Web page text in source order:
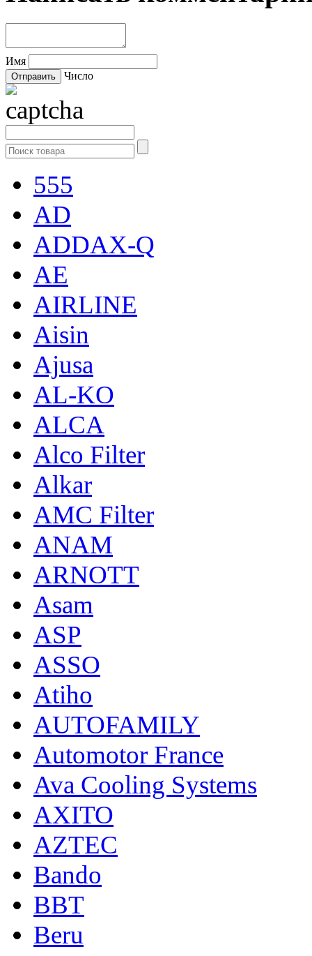
Имя
Число
555
AD
ADDAX-Q
AE
AIRLINE
Aisin
Ajusa
AL-KO
ALCA
Alco Filter
Alkar
AMC Filter
ANAM
ARNOTT
Asam
ASP
ASSO
Atiho
AUTOFAMILY
Automotor France
Ava Cooling Systems
AXITO
AZTEC
Bando
BBT
Beru